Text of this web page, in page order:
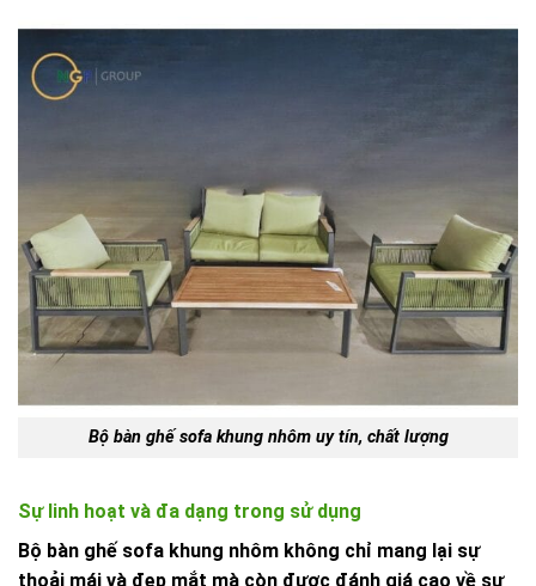
Bộ bàn ghế sofa khung nhôm uy tín, chất lượng
Sự linh hoạt và đa dạng trong sử dụng
Bộ bàn ghế sofa khung nhôm không chỉ mang lại sự
thoải mái và đẹp mắt mà còn được đánh giá cao về sự